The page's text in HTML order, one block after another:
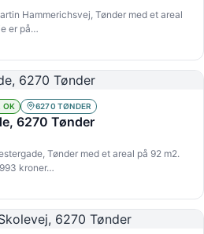
Hammerichsvej, Tønder med et areal
er på…
OK 6270 TØNDER
6270 Tønder
Tønder med et areal på 92 m2.
kroner…